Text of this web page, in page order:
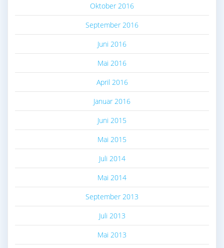
Oktober 2016
September 2016
Juni 2016
Mai 2016
April 2016
Januar 2016
Juni 2015
Mai 2015
Juli 2014
Mai 2014
September 2013
Juli 2013
Mai 2013